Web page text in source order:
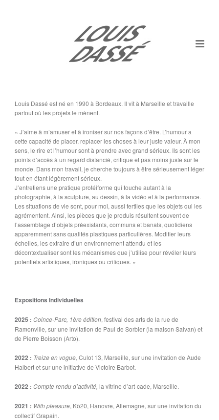
Louis Dassé est né en 1990 à Bordeaux. Il vit à Marseille et travaille
partout où les projets le mènent.
« J’aime à m’amuser et à ironiser sur nos façons d’être. L’humour a
cette capacité de placer, replacer les choses à leur juste valeur. À mon
sens, le rire et l’humour sont à prendre avec grand sérieux. Ils sont les
points d’accès à un regard distancié, critique et pas moins juste sur le
monde. Dans mon travail, je cherche toujours à être sérieusement léger
tout en étant légèrement sérieux.
J’entretiens une pratique protéiforme qui touche autant à la
photographie, à la sculpture, au dessin, à la vidéo et à la performance.
Les situations de vie sont, pour moi, aussi fertiles que les objets qui les
agrémentent. Ainsi, les pièces que je produis résultent souvent de
l’assemblage d’objets préexistants, communs et banals, quotidiens
apparemment sans qualités plastiques particulières. Modifier leurs
échelles, les extraire d’un environnement attendu et les
décontextualiser sont les mécanismes que j’utilise pour révéler leurs
potentiels artistiques, ironiques ou critiques. »
Expositions Individuelles
2025 : Coince-Parc, 1ère édition, festival des arts de la rue de
Ramonville, sur une invitation de Paul de Sorbier (la maison Salvan) et
de Pierre Boisson (Arto).
2022 : Treize en vogue, Culot 13, Marseille, sur une invitation de Aude
Halbert et sur une initiative de Victoire Barbot.
2022 : Compte rendu d’activité, la vitrine d’art-cade, Marseille.
2021 : With pleasure, Kö20, Hanovre, Allemagne, sur une invitation du
collectif Grapain.